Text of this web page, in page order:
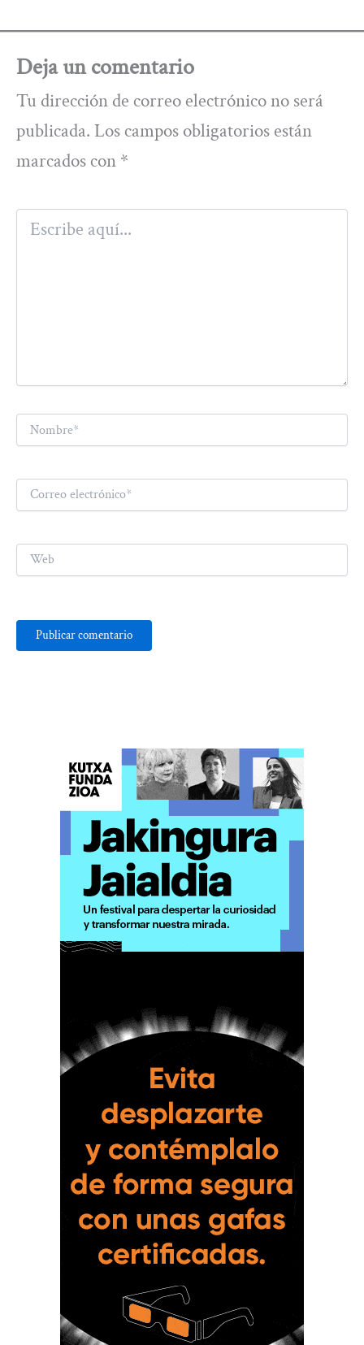
Deja un comentario
Tu dirección de correo electrónico no será
publicada. Los campos obligatorios están
marcados con *
Escribe
aquí...
Nombre*
Correo
electrónico*
Web